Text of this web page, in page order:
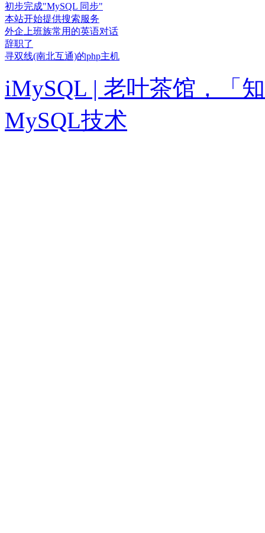
初步完成"MySQL 同步"
本站开始提供搜索服务
外企上班族常用的英语对话
辞职了
寻双线(南北互通)的php主机
iMySQL | 老叶茶馆，「
MySQL技术